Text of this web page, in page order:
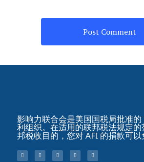
影响力联合会是美国国税局批准的
利组织。在适用的联邦税法规定
邦税收目的，您对 AFI 的捐款可以